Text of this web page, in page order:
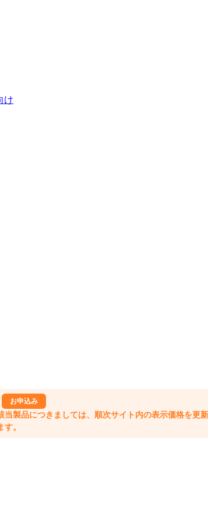
お申込み
製品につきましては、順次サイト内の表示価格を更新
。